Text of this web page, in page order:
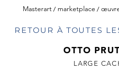
Masterart marketplace
RETOUR À TOUTES
OTTO
LARGE